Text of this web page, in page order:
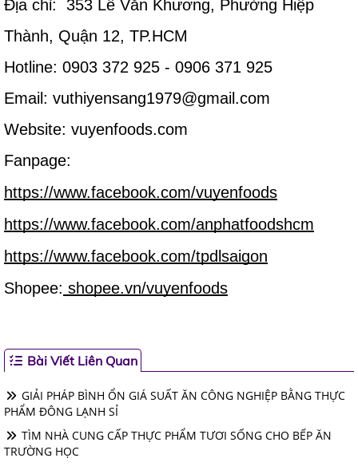
Địa chỉ: 353 Lê Văn Khương, Phường Hiệp
Thành, Quận 12, TP.HCM
Hotline: 0903 372 925 - 0906 371 925
Email: vuthiyensang1979@gmail.com
Website: vuyenfoods.com
Fanpage:
https://www.facebook.com/vuyenfoods
https://www.facebook.com/anphatfoodshcm
https://www.facebook.com/tpdlsaigon
Shopee: shopee.vn/vuyenfoods
Bài Viết Liên Quan
GIẢI PHÁP BÌNH ỔN GIÁ SUẤT ĂN CÔNG NGHIỆP BẰNG THỰC
PHẨM ĐÔNG LẠNH SỈ
TÌM NHÀ CUNG CẤP THỰC PHẨM TƯƠI SỐNG CHO BẾP ĂN
TRƯỜNG HỌC